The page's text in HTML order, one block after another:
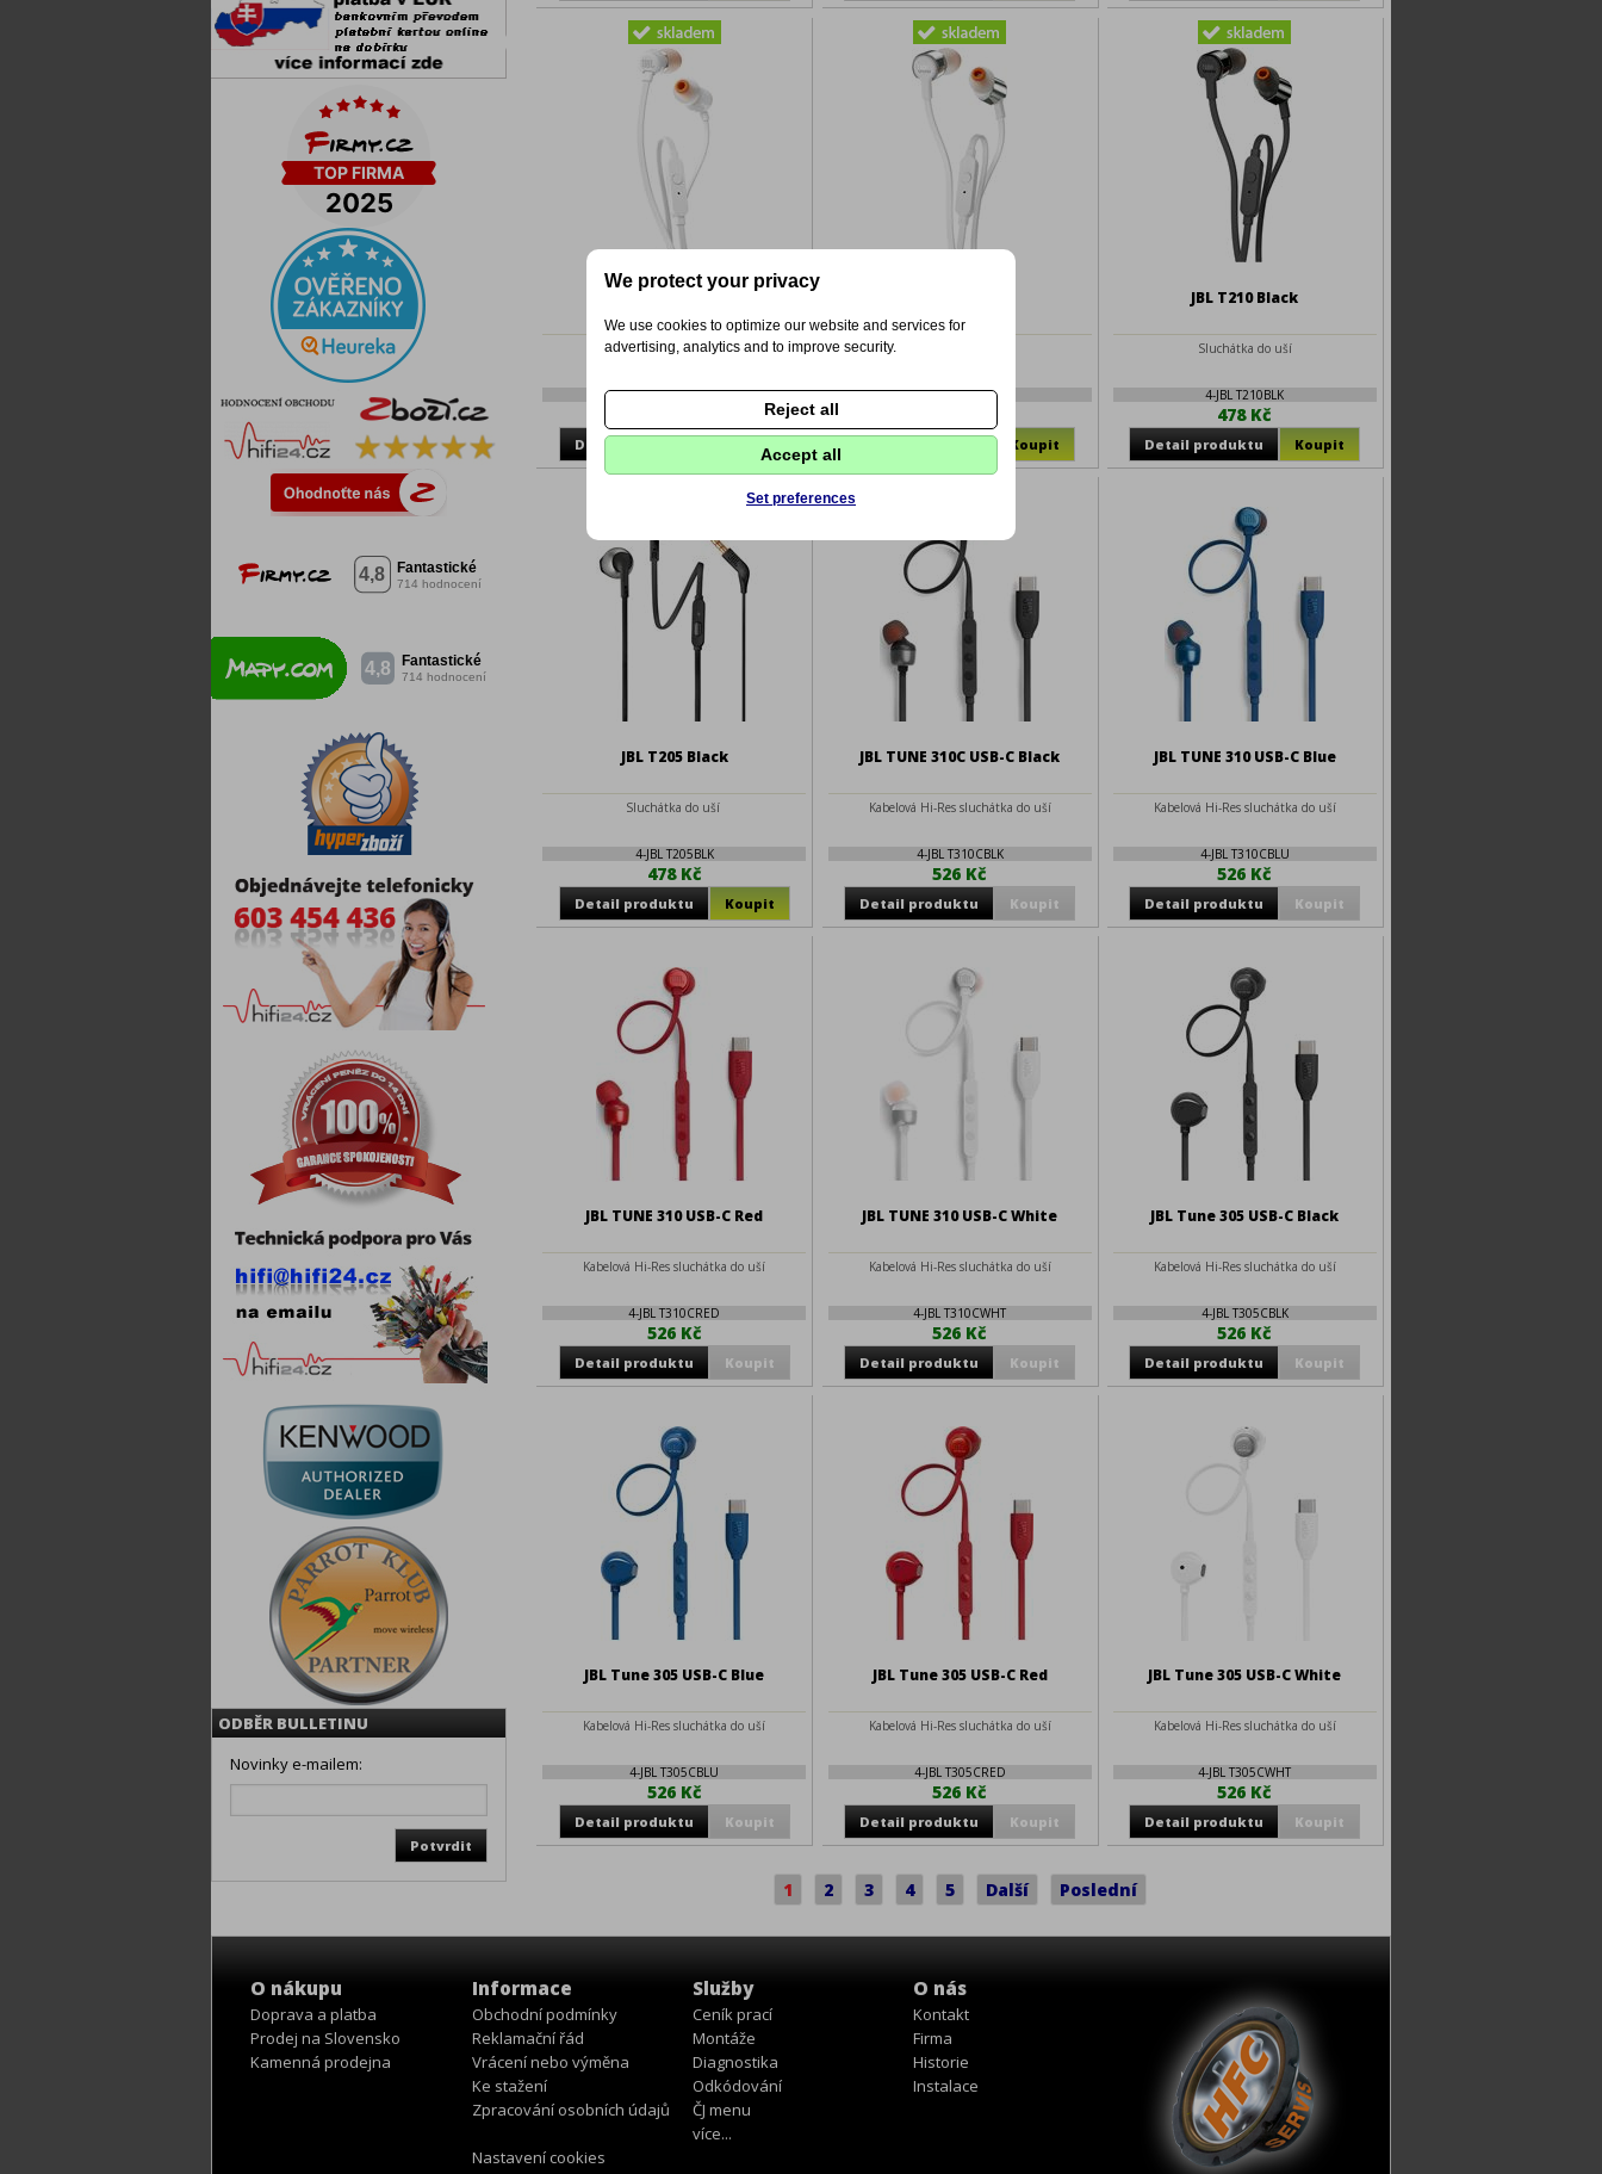
ODBĚR BULLETINU
Novinky e-mailem:
JBL T110 White
Sluchátka do uší
4-JBL T110WHT 4-JBL T210GRY
JBL T210 Black
Sluchátka do uší
4-JBL T210BLK
478 Kč
JBL T205 Black
Sluchátka do uší
4-JBL T205BLK
478 Kč
JBL TUNE 310C USB-C Black
Kabelová Hi-Res sluchátka do uší
4-JBL T310CBLK
526 Kč
JBL TUNE 310 USB-C Blue
Kabelová Hi-Res sluchátka do uší
4-JBL T310CBLU
526 Kč
JBL TUNE 310 USB-C Red
Kabelová Hi-Res sluchátka do uší
4-JBL T310CRED
526 Kč
JBL TUNE 310 USB-C White
Kabelová Hi-Res sluchátka do uší
4-JBL T310CWHT
526 Kč
JBL Tune 305 USB-C Black
Kabelová Hi-Res sluchátka do uší
4-JBL T305CBLK
526 Kč
JBL Tune 305 USB-C Blue
Kabelová Hi-Res sluchátka do uší
4-JBL T305CBLU
526 Kč
JBL Tune 305 USB-C Red
Kabelová Hi-Res sluchátka do uší
4-JBL T305CRED
526 Kč
JBL Tune 305 USB-C White
Kabelová Hi-Res sluchátka do uší
4-JBL T305CWHT
526 Kč
1 2 3 4 5 Další Poslední
O nákupu
Doprava a platba
Prodej na Slovensko
Kamenná prodejna
Informace
Obchodní podmínky
Reklamační řád
Vrácení nebo výměna
Ke stažení
Zpracování osobních údajů
Nastavení cookies
Služby
Ceník prací
Montáže
Diagnostika
Odkódování
ČJ menu
více...
O nás
Kontakt
Firma
Historie
Instalace
We protect your privacy
We use cookies to optimize our website and services for
advertising, analytics and to improve security.
Reject all
Accept all
Set preferences